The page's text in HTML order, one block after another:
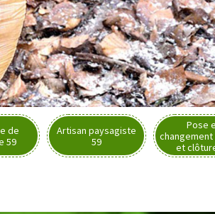
de
59
Artisan paysagiste
59
Pose
et